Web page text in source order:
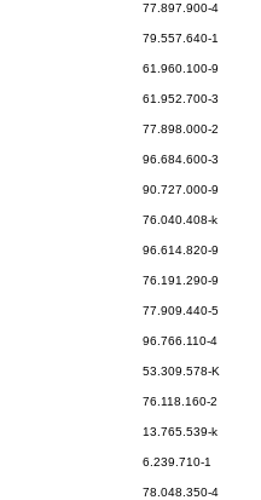
77.897.900-4
79.557.640-1
61.960.100-9
61.952.700-3
77.898.000-2
96.684.600-3
90.727.000-9
76.040.408-k
96.614.820-9
76.191.290-9
77.909.440-5
96.766.110-4
53.309.578-K
76.118.160-2
13.765.539-k
6.239.710-1
78.048.350-4